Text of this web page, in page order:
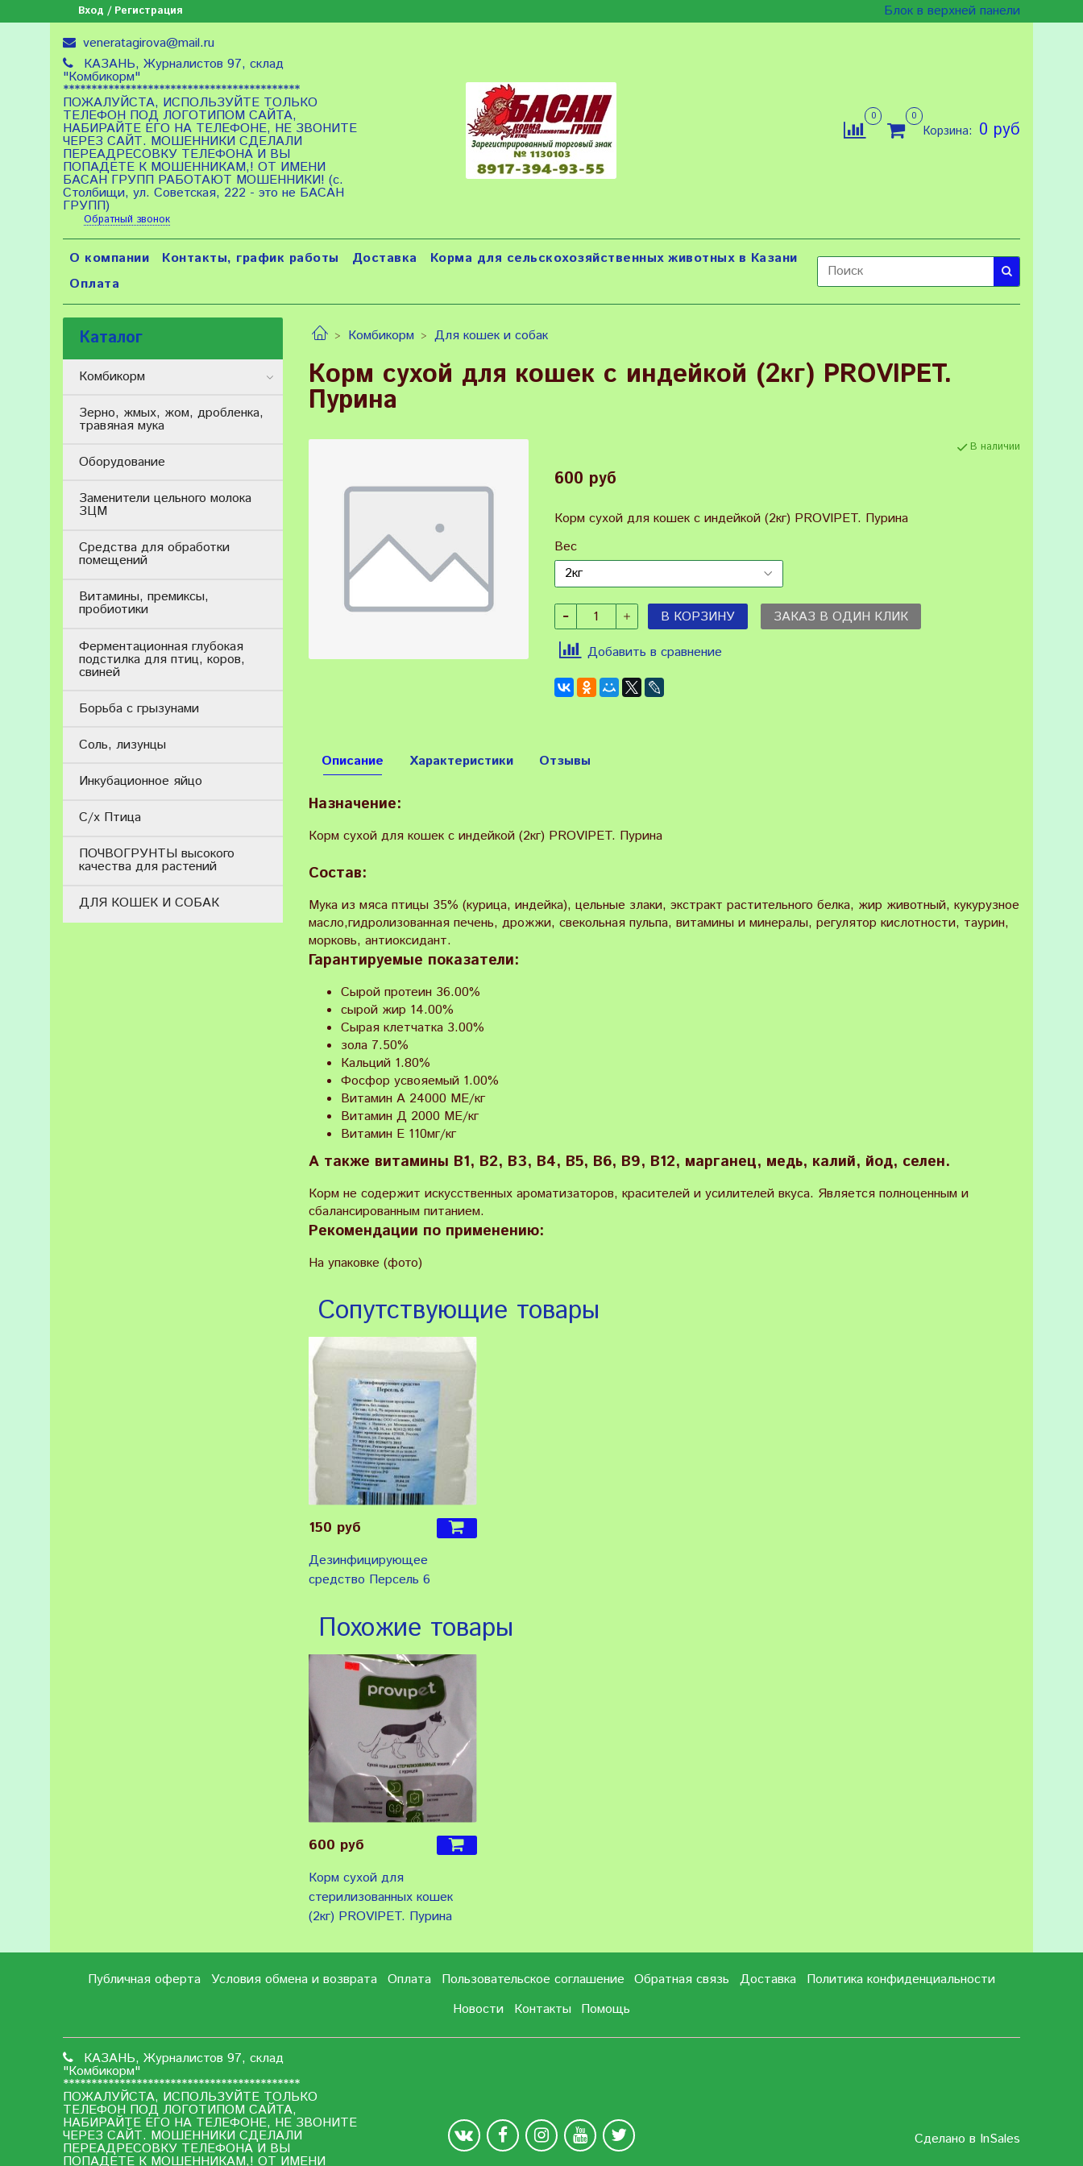
Вход / Регистрация
Блок в верхней панели
veneratagirova@mail.ru
КАЗАНЬ, Журналистов 97, склад
"Комбикорм"
******************************************
ПОЖАЛУЙСТА, ИСПОЛЬЗУЙТЕ ТОЛЬКО
ТЕЛЕФОН ПОД ЛОГОТИПОМ САЙТА,
НАБИРАЙТЕ ЕГО НА ТЕЛЕФОНЕ, НЕ ЗВОНИТЕ
ЧЕРЕЗ САЙТ. МОШЕННИКИ СДЕЛАЛИ
ПЕРЕАДРЕСОВКУ ТЕЛЕФОНА И ВЫ
ПОПАДЕТЕ К МОШЕННИКАМ,! ОТ ИМЕНИ
БАСАН ГРУПП РАБОТАЮТ МОШЕННИКИ! (с.
Столбищи, ул. Советская, 222 - это не БАСАН
ГРУПП)
Обратный звонок
0 0
Корзина: 0 руб
О компании Контакты, график работы Доставка
Корма для сельскохозяйственных животных в Казани
Оплата
Комбикорм Для кошек и собак
Корм сухой для кошек с индейкой (2кг) PROVIPET.
Пурина
В наличии
600 руб
Корм сухой для кошек с индейкой (2кг) PROVIPET. Пурина
Вес
В КОРЗИНУ
ЗАКАЗ В ОДИН КЛИК
Добавить в сравнение
Описание
Назначение:
Корм сухой для кошек с индейкой (2кг) PROVIPET. Пурина
Состав:
Мука из мяса птицы 35% (курица, индейка), цельные злаки, экстракт растительного белка, жир животный, кукурузное
масло,гидролизованная печень, дрожжи, свекольная пульпа, витамины и минералы, регулятор кислотности, таурин,
морковь, антиоксидант.
Гарантируемые показатели:
Сырой протеин 36.00%
сырой жир 14.00%
Сырая клетчатка 3.00%
зола 7.50%
Кальций 1.80%
Фосфор усвояемый 1.00%
Витамин А 24000 МЕ/кг
Витамин Д 2000 МЕ/кг
Витамин Е 110мг/кг
А также витамины В1, В2, В3, В4, В5, В6, В9, В12, марганец, медь, калий, йод, селен.
Корм не содержит искусственных ароматизаторов, красителей и усилителей вкуса. Является полноценным и
сбалансированным питанием.
Рекомендации по применению:
На упаковке (фото)
Характеристики Отзывы
Сопутствующие товары
150 руб
Дезинфицирующее
средство Персель 6
Похожие товары
600 руб
Корм сухой для
стерилизованных кошек
(2кг) PROVIPET. Пурина
Каталог
Комбикорм
Зерно, жмых, жом, дробленка,
травяная мука
Оборудование
Заменители цельного молока
ЗЦМ
Средства для обработки
помещений
Витамины, премиксы,
пробиотики
Ферментационная глубокая
подстилка для птиц, коров,
свиней
Борьба с грызунами
Соль, лизунцы
Инкубационное яйцо
С/х Птица
ПОЧВОГРУНТЫ высокого
качества для растений
ДЛЯ КОШЕК И СОБАК
Публичная оферта Условия обмена и возврата Оплата Пользовательское соглашение Обратная связь Доставка
Политика конфиденциальности
Новости
Контакты Помощь
КАЗАНЬ, Журналистов 97, склад
"Комбикорм"
******************************************
ПОЖАЛУЙСТА, ИСПОЛЬЗУЙТЕ ТОЛЬКО
ТЕЛЕФОН ПОД ЛОГОТИПОМ САЙТА,
НАБИРАЙТЕ ЕГО НА ТЕЛЕФОНЕ, НЕ ЗВОНИТЕ
ЧЕРЕЗ САЙТ. МОШЕННИКИ СДЕЛАЛИ
ПЕРЕАДРЕСОВКУ ТЕЛЕФОНА И ВЫ
ПОПАДЕТЕ К МОШЕННИКАМ,! ОТ ИМЕНИ
Сделано в InSales